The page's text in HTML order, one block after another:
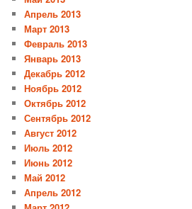
Апрель 2013
Март 2013
Февраль 2013
Январь 2013
Декабрь 2012
Ноябрь 2012
Октябрь 2012
Сентябрь 2012
Август 2012
Июль 2012
Июнь 2012
Май 2012
Апрель 2012